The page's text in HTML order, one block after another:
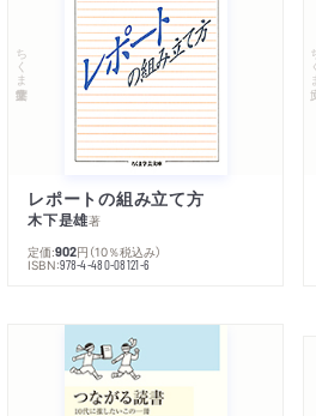
ちくま学芸文庫
レポートの組み立て方
木下是雄著
定価:902円 （10％税込み）
ISBN:978-4-480-08121-6
ち